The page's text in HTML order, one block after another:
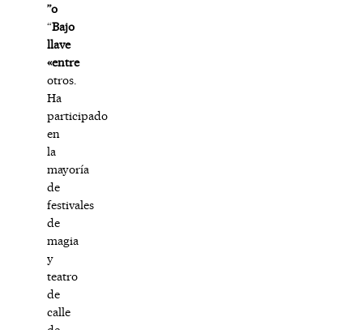
”o
“Bajo
llave
«entre
otros.
Ha
participado
en
la
mayoría
de
festivales
de
magia
y
teatro
de
calle